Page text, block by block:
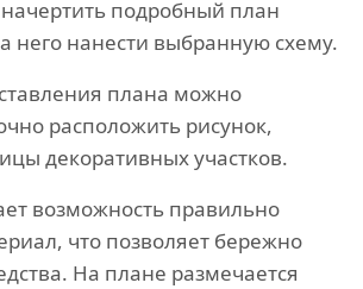
подробный план
него нанести выбранную схему.
плана можно
расположить рисунок,
декоративных участков.
возможность правильно
что позволяет бережно
На плане размечается